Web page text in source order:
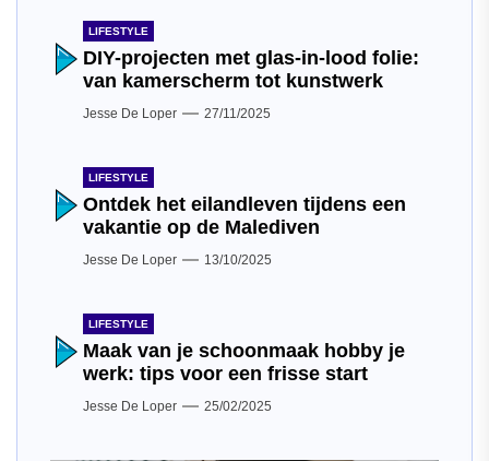
LIFESTYLE
DIY-projecten met glas-in-lood folie:
van kamerscherm tot kunstwerk
Jesse De Loper 27/11/2025
LIFESTYLE
Ontdek het eilandleven tijdens een
vakantie op de Malediven
Jesse De Loper 13/10/2025
LIFESTYLE
Maak van je schoonmaak hobby je
werk: tips voor een frisse start
Jesse De Loper 25/02/2025